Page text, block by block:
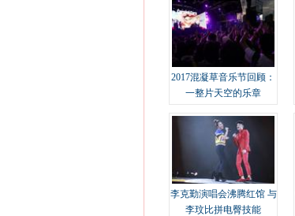
2017混凝草音乐节回顾：
一整片天空的乐章
李克勤演唱会沸腾红馆 与
李玟比拼电臀技能